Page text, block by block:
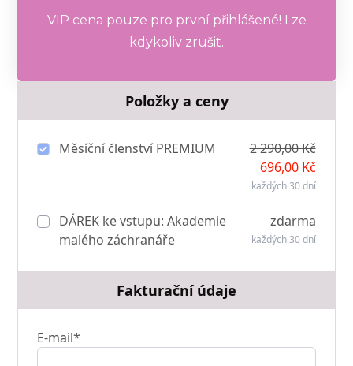
VIP cena pouze pro první přihlášené! Lze
kdykoliv zrušit.
Položky a ceny
Měsíční členství PREMIUM
2 290,00 Kč
696,00 Kč
každých 30 dní
DÁREK ke vstupu: Akademie
malého záchranáře
zdarma
každých 30 dní
Fakturační údaje
E-mail*